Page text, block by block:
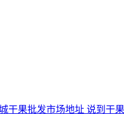
干果批发市场地址 说到干